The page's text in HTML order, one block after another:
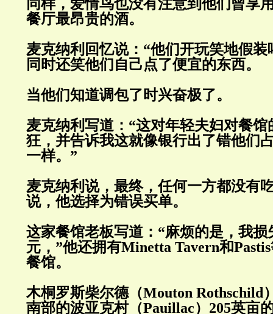
同样，爱情鸟也没有注意到他们曾享
餐厅最昂贵的酒。
麦克纳利回忆说：“他们开玩笑地假装
同时还笑他们自己点了便宜的东西。
当他们知道调包了时兴奋极了。
麦克纳利写道：“这对年轻夫妇对餐
狂，并告诉我这就像银行出了错他们
一样。”
麦克纳利说，最终，任何一方都没有
说，他选择为错误买单。
这家餐馆老板写道：“麻烦的是，我损
元，”他还拥有Minetta Tavern和Pastis
餐馆。
木桐罗斯柴尔德（Mouton Rothschild
南部的波亚克村（Pauillac） 205英亩